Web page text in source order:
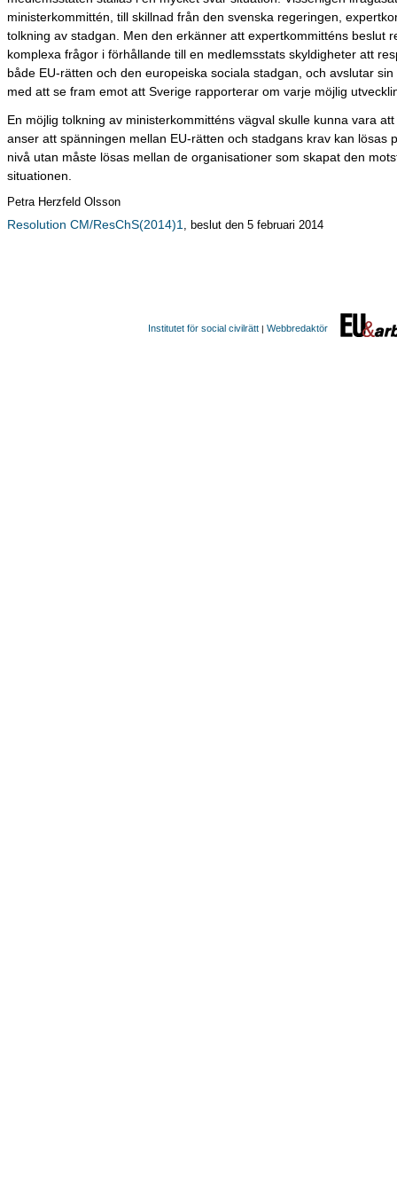
ministerkommittén, till skillnad från den svenska regeringen,
tolkning av stadgan. Men den erkänner att expertkommitténs beslut
komplexa frågor i förhållande till en medlemsstats skyldigheter att
både EU-rätten och den europeiska sociala stadgan, och avslutar
med att se fram emot att Sverige rapporterar om varje möjlig
En möjlig tolkning av ministerkommitténs vägval skulle kunna vara
anser att spänningen mellan EU-rätten och stadgans krav kan lösas
nivå utan måste lösas mellan de organisationer som skapat den
situationen.
Petra Herzfeld Olsson
Resolution CM/ResChS(2014)1 , beslut den 5 februari 2014
Institutet för social civilrätt | Webbredaktör